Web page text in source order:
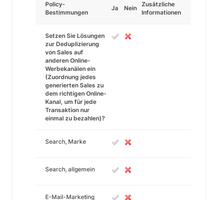
Policy-
Bestimmungen
Ja Nein
Zusätzliche
Informationen
Setzen Sie Lösungen
zur Deduplizierung
von Sales auf
anderen Online-
Werbekanälen ein
(Zuordnung jedes
generierten Sales zu
dem richtigen Online-
Kanal, um für jede
Transaktion nur
einmal zu bezahlen)?
Search, Marke
Search, allgemein
E-Mail-Marketing